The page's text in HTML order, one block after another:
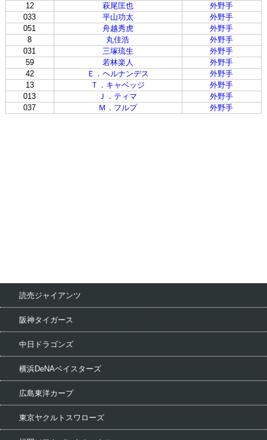
12
萩尾匡也
外野手
033
平山功太
外野手
051
舟越秀虎
外野手
8
丸佳浩
外野手
031
三塚琉生
外野手
59
若林楽人
外野手
42
Ｅ．ヘルナンデス
外野手
13
Ｔ．キャベッジ
外野手
013
Ｊ．ティマ
外野手
037
Ｍ．フルプ 外野手
読売ジャイアンツ
阪神タイガース
中日ドラゴンズ
横浜DeNAベイスターズ
広島東洋カープ
東京ヤクルトスワローズ